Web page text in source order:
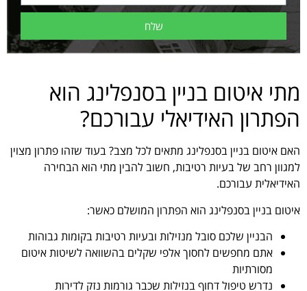
שלח
מתי איטום בניין בסנפלינג הוא
הפתרון האידיאלי עבורכם?
האם איטום בניין בסנפלינג מתאים לכל מצב? בעוד שזהו פתרון מצוין
למגוון רחב של בעיות רטיבות, חשוב להבין מתי הוא הבחירה
האידיאלית עבורכם.
איטום בניין בסנפלינג הוא הפתרון המושלם כאשר:
הבניין שלכם סובל מנזילות ובעיות רטיבות בקומות גבוהות
אתם מחפשים לחסוך אלפי שקלים בהשוואה לשיטות איטום
מסורתיות
נדרש טיפול דחוף בנזילות שכבר גורמות נזק לדירות